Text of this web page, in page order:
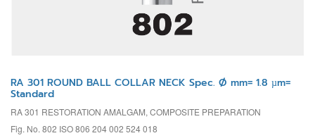
RA 301 ROUND BALL COLLAR NECK Spec. Ø mm= 1.8 µm=
Standard
RA 301 RESTORATION AMALGAM, COMPOSITE PREPARATION
Fig. No. 802 ISO 806 204 002 524 018